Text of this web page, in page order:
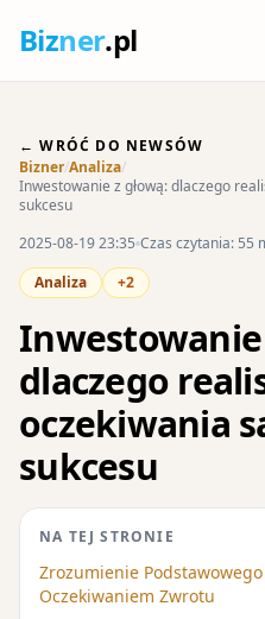
Bizner.pl
← WRÓĆ DO NEWSÓW
Bizner/Analiza/
Inwestowanie z głową: dlaczego
sukcesu
2025-08-19 23:35 Czas czytania: 55
Analiza
+2
Inwestowanie
dlaczego
oczekiwania
sukcesu
NA TEJ STRONIE
Zrozumienie
Oczekiwaniem Zwrotu